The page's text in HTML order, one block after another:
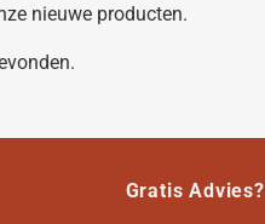
nieuwe producten.
Gratis Advies?